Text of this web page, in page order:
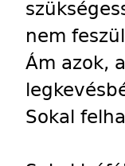
nem
Ám azok,
Sokal